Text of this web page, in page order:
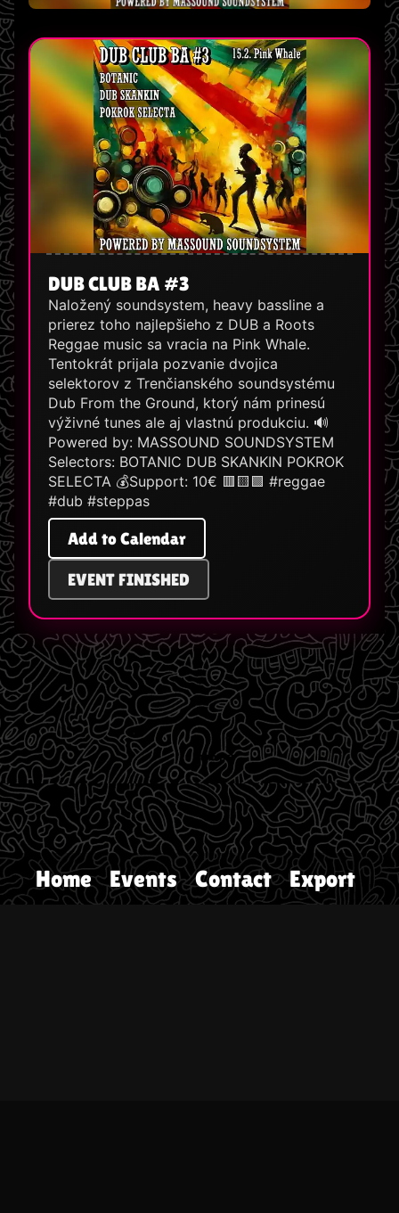
DUB CLUB BA #3
Naložený soundsystem, heavy bassline a
prierez toho najlepšieho z DUB a Roots
Reggae music sa vracia na Pink Whale.
Tentokrát prijala pozvanie dvojica
selektorov z Trenčianského soundsystému
Dub From the Ground, ktorý nám prinesú
výživné tunes ale aj vlastnú produkciu. 🔊
Powered by: MASSOUND SOUNDSYSTEM
Selectors: BOTANIC DUB SKANKIN POKROK
SELECTA 💰Support: 10€ 🟥🟨🟩 #reggae
#dub #steppas
Add to Calendar
EVENT FINISHED
Home Events Contact Export